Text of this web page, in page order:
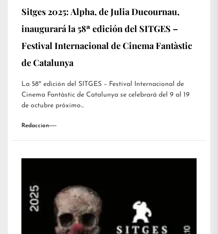
Sitges 2025: Alpha, de Julia Ducournau,
inaugurará la 58ª edición del SITGES –
Festival Internacional de Cinema Fantàstic
de Catalunya
La 58ª edición del SITGES – Festival Internacional de
Cinema Fantàstic de Catalunya se celebrará del 9 al 19
de octubre próximo...
Redaccion